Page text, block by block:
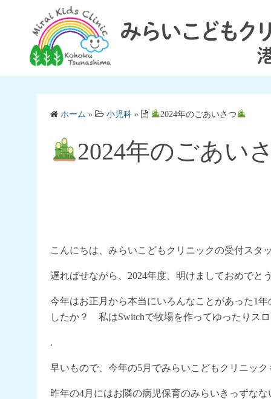
ホーム » 小児科» 2024年のごあいさつ
2024年のごあい
こんにちは、みらいこどもクリニックの受付スタ
遅ればせながら、2024年度、明けましておめでと
今年はお正月から本当にいろんなことがあった1
したか？ 私はSwitchで牧場を作ってゆったりス
.
早いもので、今年の5月でみらいこどもクリニッ
昨年の4月にはお隣の病児保育のみらいきっずな